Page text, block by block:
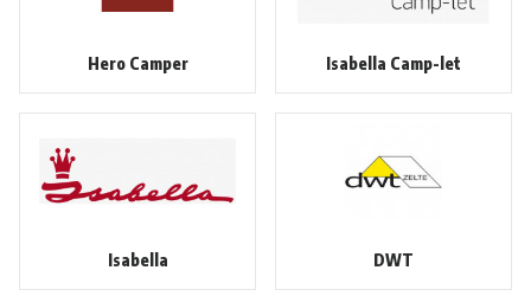
Hero Camper Isabella Camp-let
Isabella DWT